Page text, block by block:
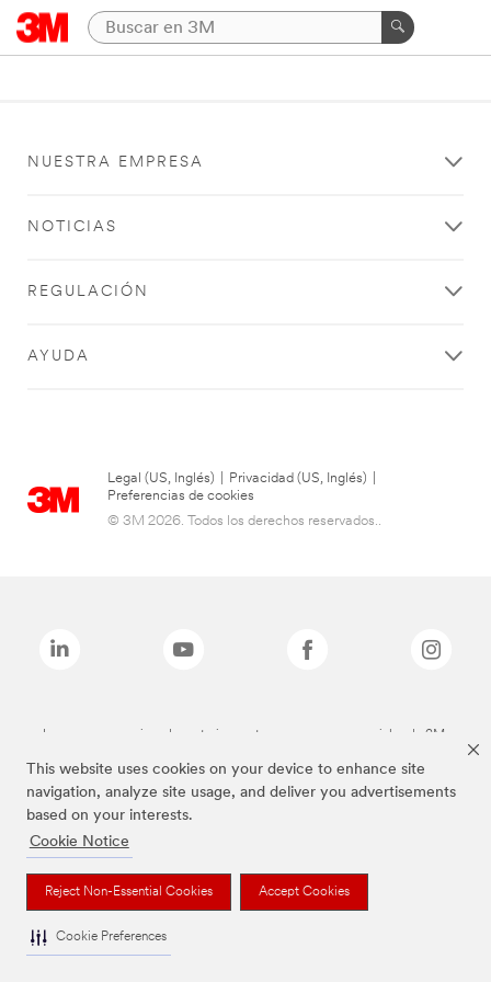
This website uses cookies on your device to enhance site
navigation, analyze site usage, and deliver you advertisements
based on your interests.
Cookie Notice
Reject Non-Essential Cookies Accept Cookies
Cookie Preferences
NUESTRA EMPRESA
NOTICIAS
REGULACIÓN
AYUDA
Legal (US, Inglés) Privacidad (US, Inglés)
Preferencias de cookies
© 3M 2026. Todos los derechos reservados..
Las marcas mencionadas anteriormente son marcas comerciales de 3M.